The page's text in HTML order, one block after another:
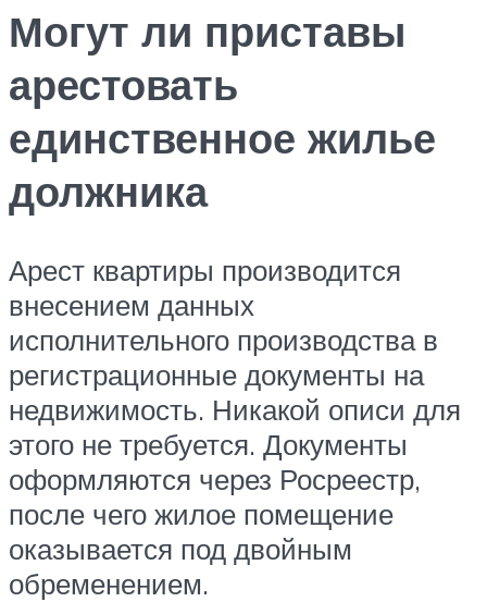
Могут ли приставы
арестовать
единственное жилье
должника
Арест квартиры производится
внесением данных
исполнительного производства в
регистрационные документы на
недвижимость. Никакой описи для
этого не требуется. Документы
оформляются через Росреестр,
после чего жилое помещение
оказывается под двойным
обременением.